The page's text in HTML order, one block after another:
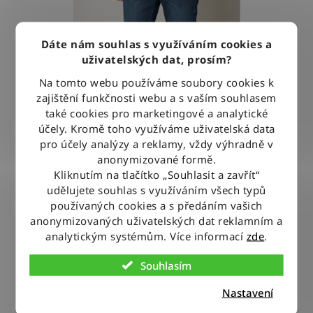
Dáte nám souhlas s využíváním cookies a
uživatelských dat, prosím?
Na tomto webu používáme soubory cookies k
zajištění funkčnosti webu a s vaším souhlasem
také cookies pro marketingové a analytické
účely. Kromě toho využíváme uživatelská data
pro účely analýzy a reklamy, vždy výhradně v
anonymizované formě.
Kliknutím na tlačítko „Souhlasit a zavřít“
udělujete souhlas s využíváním všech typů
používaných cookies a s předáním vašich
anonymizovaných uživatelských dat reklamním a
analytickým systémům. Více informací zde.
Souhlasím
Nastavení
Kalhoty Wrangler GREENSBORO FOR REAL
Průměrné
hodnocení
produktu
je
5,0
od1 940 Kč
DETAIL